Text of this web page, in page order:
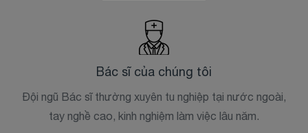
Bác sĩ của chúng tôi
Đội ngũ Bác sĩ thường xuyên tu nghiệp tại nước ngoài,
tay nghề cao, kinh nghiệm làm việc lâu năm.